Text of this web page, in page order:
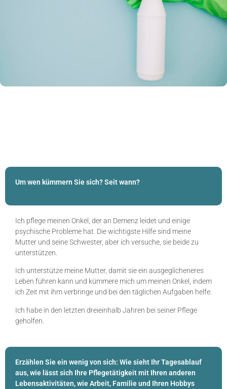
Um wen kümmern Sie sich? Seit wann?
Ich pflege meinen Onkel, der an Demenz leidet und einige
psychische Probleme hat. Die wichtigste Hilfe sind meine
Mutter und seine Schwester, aber ich versuche, sie beide zu
unterstützen.
Ich unterstütze meine Mutter, damit sie ein ausgeglicheneres
Leben führen kann und kümmere mich um meinen Onkel, indem
ich Zeit mit ihm verbringe und bei den täglichen Aufgaben helfe.
Ich habe in den letzten dreieinhalb Jahren bei seiner Pflege
geholfen.
Erzählen Sie ein wenig von sich: Wie sieht Ihr Tagesablauf
aus, wie lässt sich Ihre Pflegetätigkeit mit Ihren anderen
Lebensaktivitäten, wie Arbeit, Familie und Ihren Hobbys